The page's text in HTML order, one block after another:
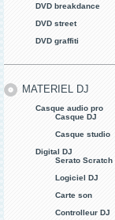
DVD breakdance
DVD street
DVD graffiti
MATERIEL DJ
Casque audio pro
Casque DJ
Casque studio
Digital DJ
Serato Scratch
Logiciel DJ
Carte son
Controlleur DJ